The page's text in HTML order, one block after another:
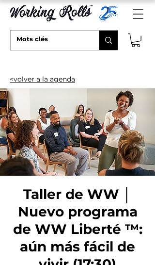
<volver a la agenda
Taller de WW │
Nuevo programa
de WW Liberté ™:
aún más fácil de